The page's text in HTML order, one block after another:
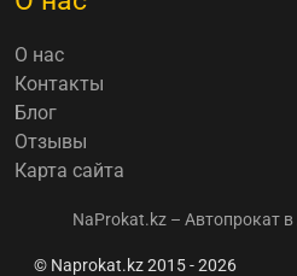
О нас
Контакты
Блог
Отзывы
Карта сайта
NaProkat.kz – Автопрокат
© Naprokat.kz 2015 - 2026